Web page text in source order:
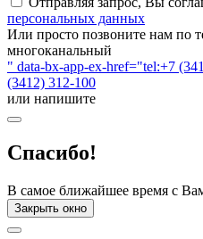
персональных данных
Или просто позвоните нам по
многоканальный
" data-bx-app-ex-href="tel:+7
(3412) 312-100
или напишите
Спасибо!
В самое ближайшее время с
Закрыть окно